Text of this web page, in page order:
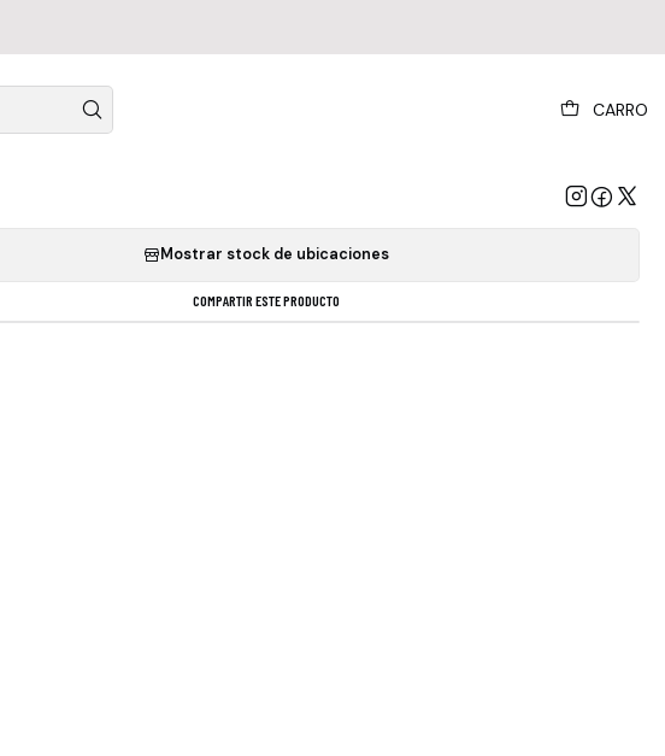
CARRO
The Kinks - Transmissions 1964 - 1968 (vinilo)
Mostrar stock de ubicaciones
COMPARTIR ESTE PRODUCTO